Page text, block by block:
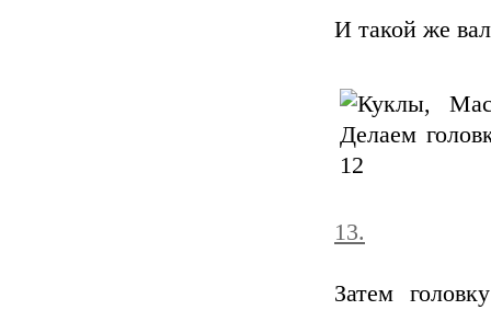
И такой же
13.
Затем